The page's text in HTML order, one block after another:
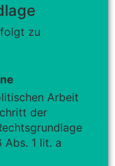
zu
Arbeit
der
1 lit. a